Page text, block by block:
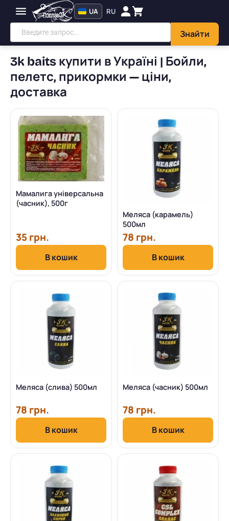
Знайти
UA RU
3k baits купити в Україні | Бойли,
пелетс, прикормки — ціни,
доставка
Мамалига універсальна
(часник), 500г
35 грн.
В кошик
Меляса (карамель)
500мл
78 грн.
В кошик
Меляса (слива) 500мл
78 грн.
В кошик
Меляса (часник) 500мл
78 грн.
В кошик